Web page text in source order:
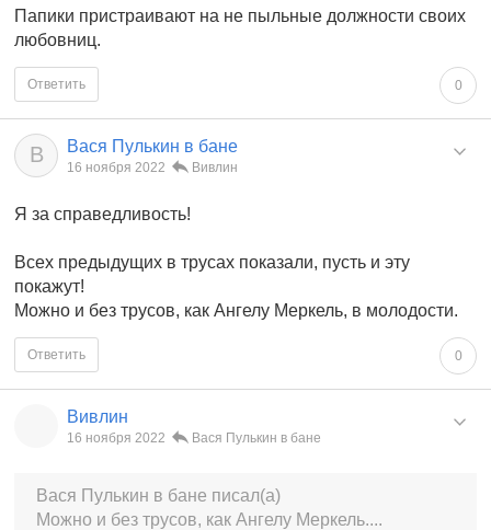
Папики пристраивают на не пыльные должности своих
любовниц.
0
Ответить
В Вася Пулькин в бане
16 ноября 2022 Вивлин
Я за справедливость!
Всех предыдущих в трусах показали, пусть и эту
покажут!
Можно и без трусов, как Ангелу Меркель, в молодости.
0
Ответить
Вивлин
16 ноября 2022 Вася Пулькин в бане
Вася Пулькин в бане писал(а)
Можно и без трусов, как Ангелу Меркель....